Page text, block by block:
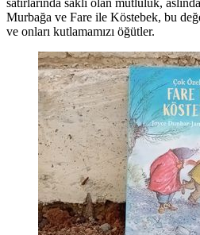
Murbağa ve Fare ile Köstebek, bu
ve onları kutlamamızı öğütler.